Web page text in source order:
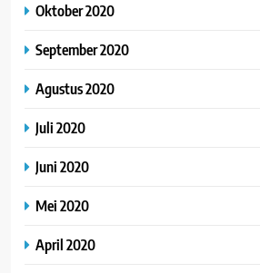
Oktober 2020
September 2020
Agustus 2020
Juli 2020
Juni 2020
Mei 2020
April 2020